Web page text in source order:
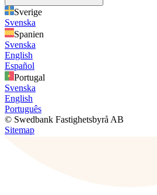
Sverige
Svenska
Spanien
Svenska
English
Español
Portugal
Svenska
English
Português
© Swedbank Fastighetsbyrå AB
Sitemap